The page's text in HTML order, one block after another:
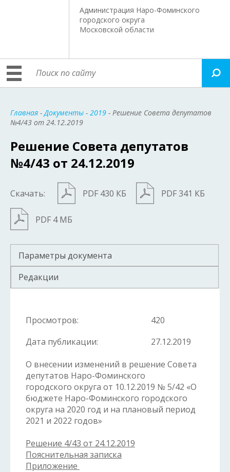
Администрация Наро-Фоминского
городского округа
Московской области
Главная -Документы - 2019 - Решение Совета депутатов
№4/43 от 24.12.2019
Решение Совета депутатов
№4/43 от 24.12.2019
Скачать: PDF 430 КБ PDF 341 КБ
PDF 4 МБ
Параметры документа
Редакции
Просмотров:
420
Дата публикации:
27.12.2019
О внесении изменений в решение Совета
депутатов Наро-Фоминского
городского округа от 10.12.2019 № 5/42 «О
бюджете Наро-Фоминского городского
округа на 2020 год и на плановый период
2021 и 2022 годов»
Решение 4/43 от 24.12.2019
Пояснительная записка
Приложение